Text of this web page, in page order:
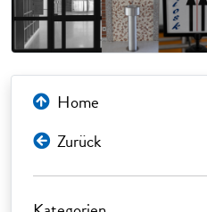
Home
Zurück